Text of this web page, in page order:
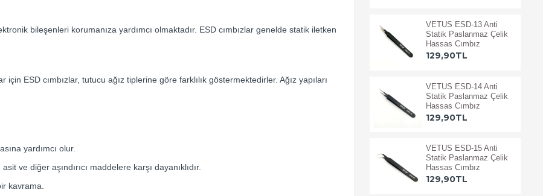
bileşenleri korumanıza yardımcı olmaktadır. ESD cımbızlar genelde statik iletken
ESD cımbızlar, tutucu ağız tiplerine göre farklılık göstermektedirler. Ağız yapıları
yardımcı olur.
ve diğer aşındırıcı maddelere karşı dayanıklıdır.
kavrama.
VETUS ESD-13 Anti
Statik Paslanmaz Çelik
Hassas Cımbız
129,90TL
VETUS ESD-14 Anti
Statik Paslanmaz Çelik
Hassas Cımbız
129,90TL
VETUS ESD-15 Anti
Statik Paslanmaz Çelik
Hassas Cımbız
129,90TL